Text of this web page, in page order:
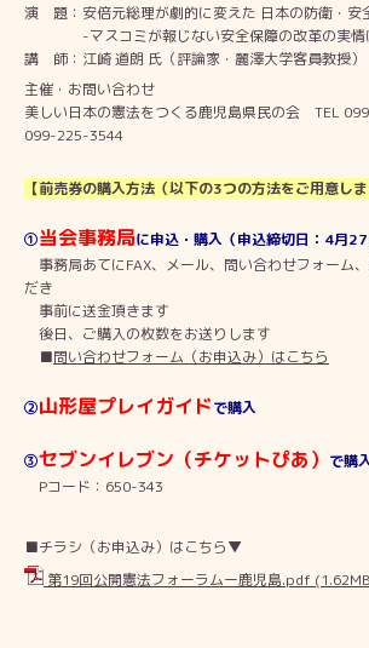
演 題：安倍元総理が劇的に変えた 日本の防衛・安
-マスコミが報じない安全保障の改革の実情
講 師：江崎 道朗 氏（評論家・麗澤大学客員教授）
主催・お問い合わせ
美しい日本の憲法をつくる鹿児島県民の会 TEL
099-225-3544
【前売券の購入方法（以下の3つの方法をご用意しま
①当会事務局に申込・購入（申込締切日：4月27
事務局あてにFAX、メール、問い合わせフォーム
だき
事前に送金頂きます
後日、ご購入の枚数をお送りします
■問い合わせフォーム（お申込み）はこちら
②山形屋プレイガイドで購入
③セブンイレブン（チケットぴあ） で購
Pコード：650-343
■チラシ（お申込み）はこちら▼
第19回公開憲法フォーラムー鹿児島.pdf